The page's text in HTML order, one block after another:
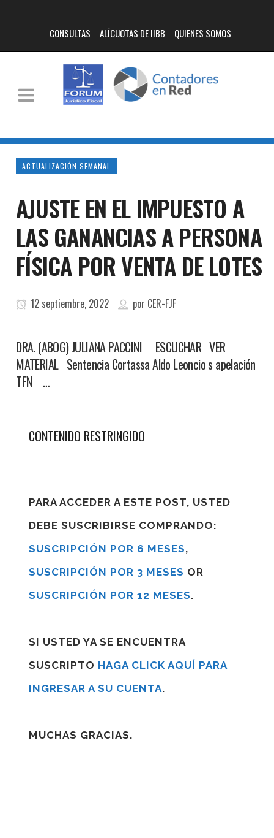
CONSULTAS ALÍCUOTAS DE IIBB QUIENES SOMOS
ACTUALIZACIÓN SEMANAL
AJUSTE EN EL IMPUESTO A
LAS GANANCIAS A PERSONA
FÍSICA POR VENTA DE LOTES
12 septiembre, 2022 por CER-FJF
DRA. (ABOG) JULIANA PACCINI ESCUCHAR VER
MATERIAL Sentencia Cortassa Aldo Leoncio s apelación
TFN …
CONTENIDO RESTRINGIDO
PARA ACCEDER A ESTE POST, USTED
DEBE SUSCRIBIRSE COMPRANDO:
SUSCRIPCIÓN POR 6 MESES,
SUSCRIPCIÓN POR 3 MESES OR
SUSCRIPCIÓN POR 12 MESES.
SI USTED YA SE ENCUENTRA
SUSCRIPTO HAGA CLICK AQUÍ PARA
INGRESAR A SU CUENTA.
MUCHAS GRACIAS.